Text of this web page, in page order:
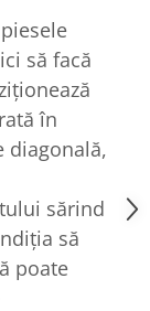
să facă
în
diagonală,
sărind
să
poate